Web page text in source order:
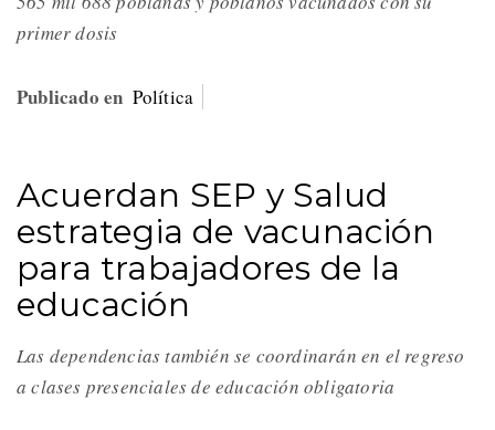
primer dosis
Publicado en Política
Acuerdan SEP y Salud
estrategia de vacunación
para trabajadores de la
educación
Las dependencias también se coordinarán en el regreso
a clases presenciales de educación obligatoria